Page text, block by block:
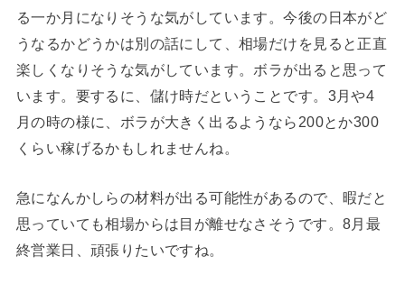
る一か月になりそうな気がしています。今後の日本がど
うなるかどうかは別の話にして、相場だけを見ると正直
楽しくなりそうな気がしています。ボラが出ると思って
います。要するに、儲け時だということです。3月や4
月の時の様に、ボラが大きく出るようなら200とか300
くらい稼げるかもしれませんね。
急になんかしらの材料が出る可能性があるので、暇だと
思っていても相場からは目が離せなさそうです。8月最
終営業日、頑張りたいですね。